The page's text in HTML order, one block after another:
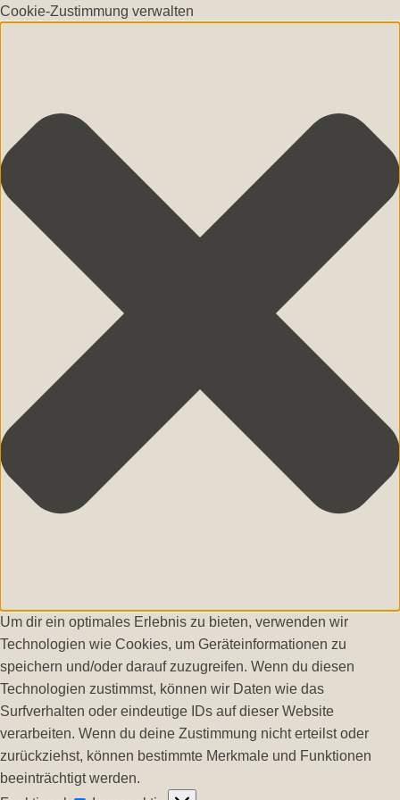
Cookie-Zustimmung verwalten
Um dir ein optimales Erlebnis zu bieten, verwenden wir
Technologien wie Cookies, um Geräteinformationen zu
speichern und/oder darauf zuzugreifen. Wenn du diesen
Technologien zustimmst, können wir Daten wie das
Surfverhalten oder eindeutige IDs auf dieser Website
verarbeiten. Wenn du deine Zustimmung nicht erteilst oder
zurückziehst, können bestimmte Merkmale und Funktionen
beeinträchtigt werden.